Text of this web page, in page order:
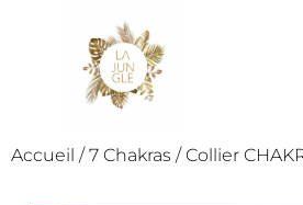
Accueil /7 Chakras / Collier